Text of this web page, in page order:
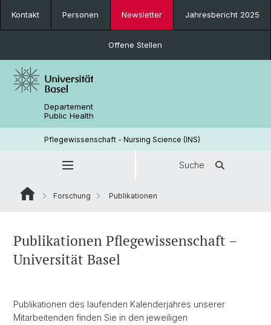
Kontakt Personen Newsletter Jahresbericht 2025
Offene Stellen
Departement
Public Health
Pflegewissenschaft - Nursing Science (INS)
Suche
Forschung Publikationen
Publikationen Pflegewissenschaft –
Universität Basel
Publikationen des laufenden Kalenderjahres unserer
Mitarbeitenden finden Sie in den jeweiligen